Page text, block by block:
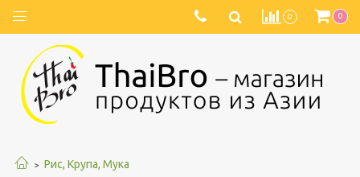
0 0
Рис, Крупа, Мука